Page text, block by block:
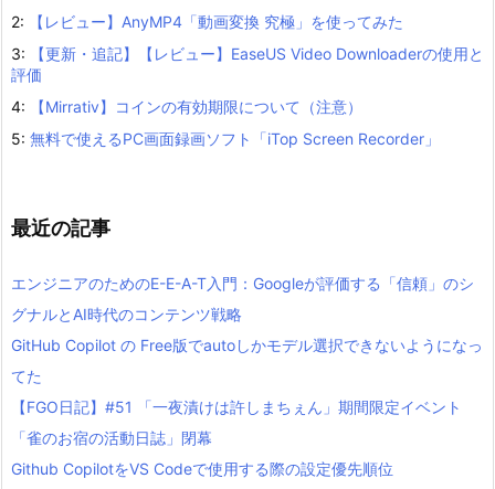
2:
【レビュー】AnyMP4「動画変換 究極」を使ってみた
3:
【更新・追記】【レビュー】EaseUS Video Downloaderの使用と
評価
4:
【Mirrativ】コインの有効期限について（注意）
5: 無料で使えるPC画面録画ソフト「iTop Screen Recorder」
最近の記事
エンジニアのためのE-E-A-T入門：Googleが評価する「信頼」のシ
グナルとAI時代のコンテンツ戦略
GitHub Copilot の Free版でautoしかモデル選択できないようになっ
てた
【FGO日記】#51 「一夜漬けは許しまちぇん」期間限定イベント
「雀のお宿の活動日誌」閉幕
Github CopilotをVS Codeで使用する際の設定優先順位